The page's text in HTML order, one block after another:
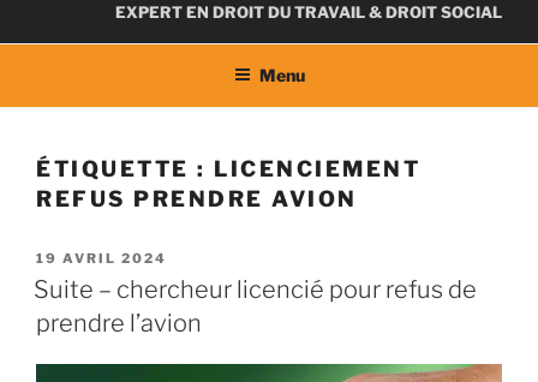
EXPERT EN DROIT DU TRAVAIL & DROIT SOCIAL
Menu
ÉTIQUETTE : LICENCIEMENT
REFUS PRENDRE AVION
PUBLIÉ
LE
19 AVRIL 2024
Suite – chercheur licencié pour refus de
prendre l’avion